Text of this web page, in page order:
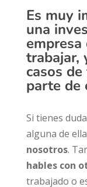
Es muy
una
trabajar,
casos de
parte de
Si tienes
alguna de
nosotros.
hables con
trabajado o